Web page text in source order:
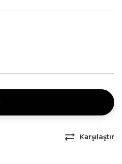
Karşılaştır